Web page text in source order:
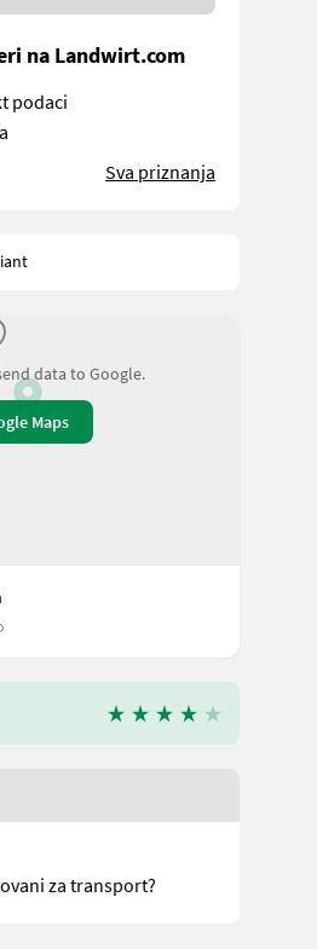
strela s
na Landwirt.com
podaci
Sva priznanja
data to Google.
Maps
za transport?